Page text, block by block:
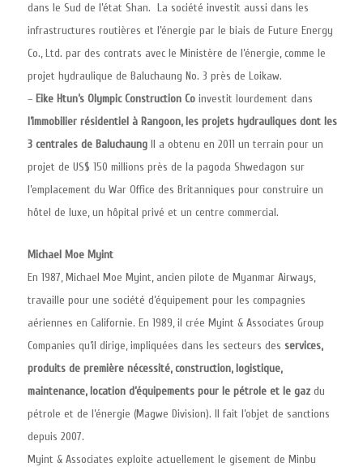
dans le Sud de l’état Shan. La société investit aussi dans les
infrastructures routières et l’énergie par le biais de Future Energy
Co., Ltd. par des contrats avec le Ministère de l’énergie, comme le
projet hydraulique de Baluchaung No. 3 près de Loikaw.
– Eike Htun’s Olympic Construction Co investit lourdement dans
l’immobilier résidentiel à Rangoon, les projets hydrauliques dont les
3 centrales de Baluchaung Il a obtenu en 2011 un terrain pour un
projet de US$ 150 millions près de la pagoda Shwedagon sur
l’emplacement du War Office des Britanniques pour construire un
hôtel de luxe, un hôpital privé et un centre commercial.
Michael Moe Myint
En 1987, Michael Moe Myint, ancien pilote de Myanmar Airways,
travaille pour une société d’équipement pour les compagnies
aériennes en Californie. En 1989, il crée Myint & Associates Group
Companies qu’il dirige, impliquées dans les secteurs des services,
produits de première nécessité, construction, logistique,
maintenance, location d’équipements pour le pétrole et le gaz du
pétrole et de l’énergie (Magwe Division). Il fait l’objet de sanctions
depuis 2007.
Myint & Associates exploite actuellement le gisement de Minbu